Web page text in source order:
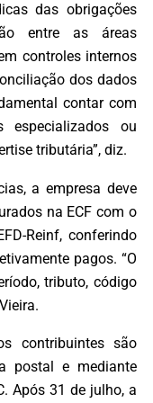
das obrigações
entre as áreas
controles internos
dos dados
contar com
especializados ou
tributária”, diz.
a empresa deve
na ECF com o
Reinf, conferindo
pagos. “O
tributo, código
contribuintes são
postal e mediante
Após 31 de julho, a